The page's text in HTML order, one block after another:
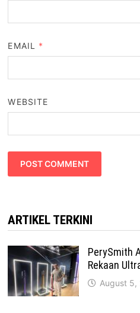
EMAIL *
WEBSITE
ARTIKEL TERKINI
PerySmith
Rekaan
August 5,